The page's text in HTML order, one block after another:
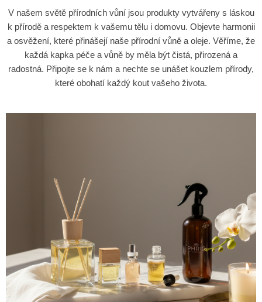
V našem světě přírodních vůní jsou produkty vytvářeny s láskou
k přírodě a respektem k vašemu tělu i domovu. Objevte harmonii
a osvěžení, které přinášejí naše přírodní vůně a oleje. Věříme, že
každá kapka péče a vůně by měla být čistá, přirozená a
radostná. Připojte se k nám a nechte se unášet kouzlem přírody,
které obohatí každý kout vašeho života.